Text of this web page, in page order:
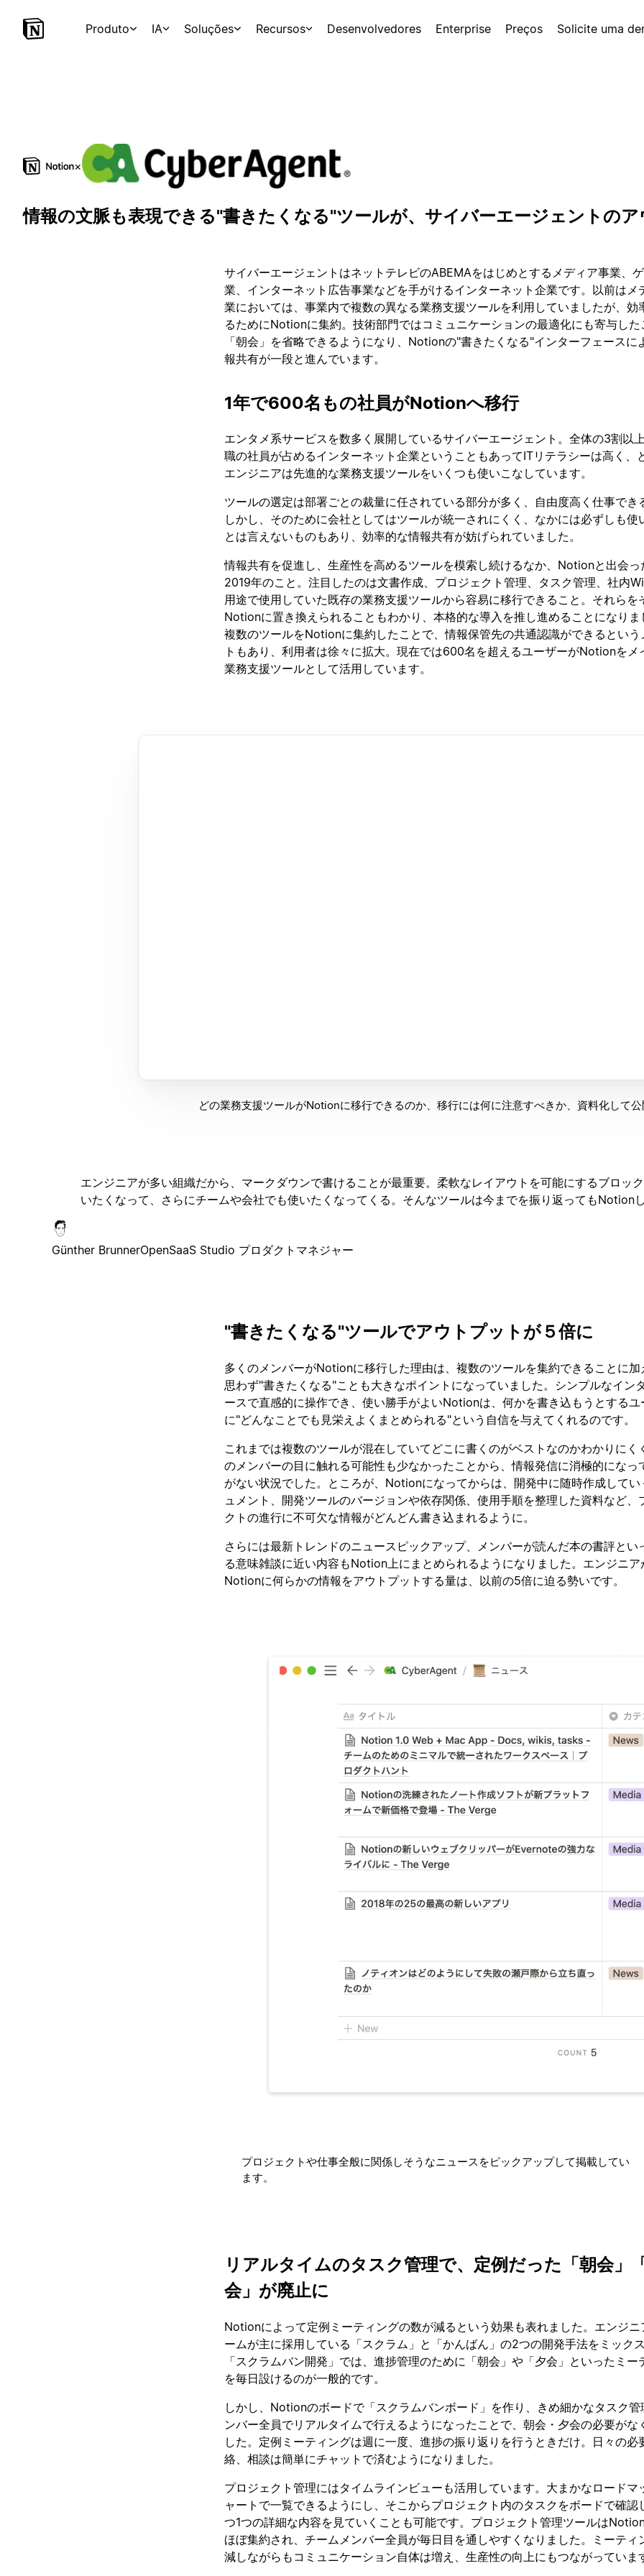
Produto IA Soluções Recursos Desenvolvedores Enterprise Preços Solicite uma
×
情報の文脈も表現できる"書きたくなる"ツールが、サイバーエージェントの
サイバーエージェントはネットテレビのABEMAをはじめとするメディア事業、
業、インターネット広告事業などを手がけるインターネット企業です。以前はメ
業においては、事業内で複数の異なる業務支援ツールを利用していましたが、効
るためにNotionに集約。技術部門ではコミュニケーションの最適化にも寄与した
「朝会」を省略できるようになり、Notionの"書きたくなる"インターフェースに
報共有が一段と進んでいます。
1年で600名もの社員がNotionへ移行
エンタメ系サービスを数多く展開しているサイバーエージェント。全体の3割以
職の社員が占めるインターネット企業ということもあってITリテラシーは高く、
エンジニアは先進的な業務支援ツールをいくつも使いこなしています。
ツールの選定は部署ごとの裁量に任されている部分が多く、自由度高く仕事でき
しかし、そのために会社としてはツールが統一されにくく、なかには必ずしも使
とは言えないものもあり、効率的な情報共有が妨げられていました。
情報共有を促進し、生産性を高めるツールを模索し続けるなか、Notionと出会っ
2019年のこと。注目したのは文書作成、プロジェクト管理、タスク管理、社内
用途で使用していた既存の業務支援ツールから容易に移行できること。それらを
Notionに置き換えられることもわかり、本格的な導入を推し進めることになりま
複数のツールをNotionに集約したことで、情報保管先の共通認識ができるという
トもあり、利用者は徐々に拡大。現在では600名を超えるユーザーがNotionをメ
業務支援ツールとして活用しています。
どの業務支援ツールがNotionに移行できるのか、移行には何に注意すべきか、資料化して
エンジニアが多い組織だから、マークダウンで書けることが最重要。柔軟なレイアウトを可能にするブロッ
いたくなって、さらにチームや会社でも使いたくなってくる。そんなツールは今までを振り返ってもNotion
Günther BrunnerOpenSaaS Studio プロダクトマネジャー
"書きたくなる"ツールでアウトプットが５倍に
多くのメンバーがNotionに移行した理由は、複数のツールを集約できることに加
思わず"書きたくなる"ことも大きなポイントになっていました。シンプルなイン
ースで直感的に操作でき、使い勝手がよいNotionは、何かを書き込もうとするユ
に"どんなことでも見栄えよくまとめられる"という自信を与えてくれるのです。
これまでは複数のツールが混在していてどこに書くのがベストなのかわかりにく
のメンバーの目に触れる可能性も少なかったことから、情報発信に消極的になっ
がない状況でした。ところが、Notionになってからは、開発中に随時作成してい
ュメント、開発ツールのバージョンや依存関係、使用手順を整理した資料など、
クトの進行に不可欠な情報がどんどん書き込まれるように。
さらには最新トレンドのニュースピックアップ、メンバーが読んだ本の書評とい
る意味雑談に近い内容もNotion上にまとめられるようになりました。エンジニア
Notionに何らかの情報をアウトプットする量は、以前の5倍に迫る勢いです。
プロジェクトや仕事全般に関係しそうなニュースをピックアップして掲載してい
ます。
リアルタイムのタスク管理で、定例だった「朝会」
会」が廃止に
Notionによって定例ミーティングの数が減るという効果も表れました。エンジニ
ームが主に採用している「スクラム」と「かんばん」の2つの開発手法をミック
「スクラムバン開発」では、進捗管理のために「朝会」や「夕会」といったミー
を毎日設けるのが一般的です。
しかし、Notionのボードで「スクラムバンボード」を作り、きめ細かなタスク管
ンバー全員でリアルタイムで行えるようになったことで、朝会・夕会の必要がな
した。定例ミーティングは週に一度、進捗の振り返りを行うときだけ。日々の必
絡、相談は簡単にチャットで済むようになりました。
プロジェクト管理にはタイムラインビューも活用しています。大まかなロードマ
ャートで一覧できるようにし、そこからプロジェクト内のタスクをボードで確認
つ1つの詳細な内容を見ていくことも可能です。プロジェクト管理ツールは
ほぼ集約され、チームメンバー全員が毎日目を通しやすくなりました。ミーティ
減しながらもコミュニケーション自体は増え、生産性の向上にもつながっていま